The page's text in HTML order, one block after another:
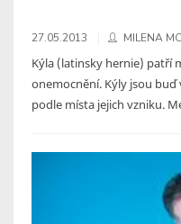
27.05.2013 MILENA
Kýla (latinsky hernie) patří
onemocnění. Kýly jsou buď
podle místa jejich vzniku.